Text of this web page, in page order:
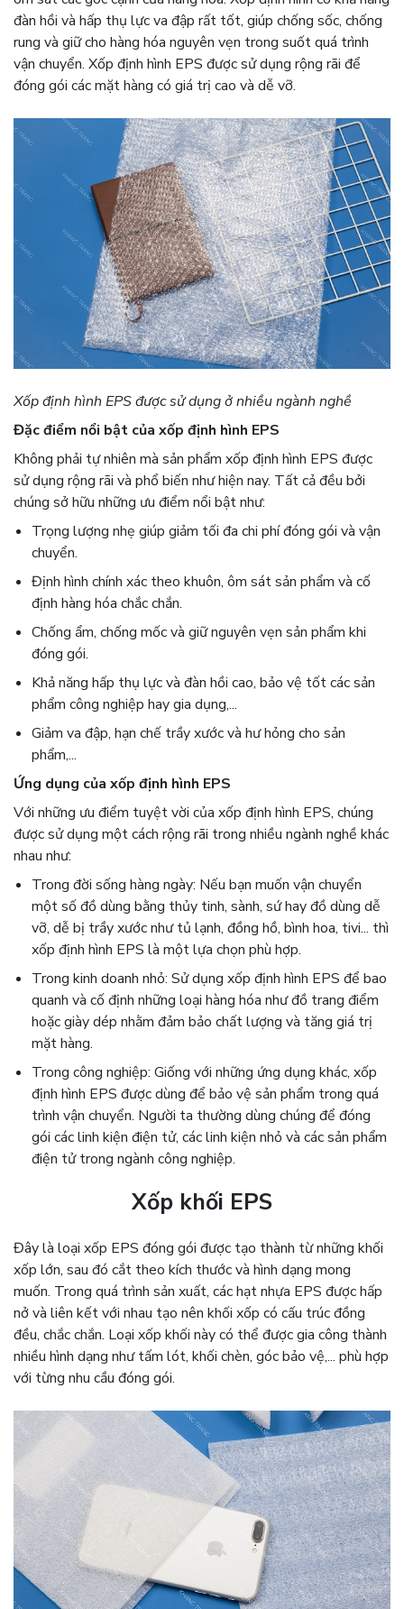
đàn hồi và hấp thụ lực va đập rất tốt, giúp chống sốc, chống
rung và giữ cho hàng hóa nguyên vẹn trong suốt quá trình
vận chuyển. Xốp định hình EPS được sử dụng rộng rãi để
đóng gói các mặt hàng có giá trị cao và dễ vỡ.
Xốp định hình EPS được sử dụng ở nhiều ngành nghề
Đặc điểm nổi bật của xốp định hình EPS
Không phải tự nhiên mà sản phẩm xốp định hình EPS được
sử dụng rộng rãi và phổ biến như hiện nay. Tất cả đều bởi
chúng sở hữu những ưu điểm nổi bật như:
Trọng lượng nhẹ giúp giảm tối đa chi phí đóng gói và vận
chuyển.
Định hình chính xác theo khuôn, ôm sát sản phẩm và cố
định hàng hóa chắc chắn.
Chống ẩm, chống mốc và giữ nguyên vẹn sản phẩm khi
đóng gói.
Khả năng hấp thụ lực và đàn hồi cao, bảo vệ tốt các sản
phẩm công nghiệp hay gia dụng,...
Giảm va đập, hạn chế trầy xước và hư hỏng cho sản
phẩm,...
Ứng dụng của xốp định hình EPS
Với những ưu điểm tuyệt vời của xốp định hình EPS, chúng
được sử dụng một cách rộng rãi trong nhiều ngành nghề khác
nhau như:
Trong đời sống hàng ngày: Nếu bạn muốn vận chuyển
một số đồ dùng bằng thủy tinh, sành, sứ hay đồ dùng dễ
vỡ, dễ bị trầy xước như tủ lạnh, đồng hồ, bình hoa, tivi... thì
xốp định hình EPS là một lựa chọn phù hợp.
Trong kinh doanh nhỏ: Sử dụng xốp định hình EPS để bao
quanh và cố định những loại hàng hóa như đồ trang điểm
hoặc giày dép nhằm đảm bảo chất lượng và tăng giá trị
mặt hàng.
Trong công nghiệp: Giống với những ứng dụng khác, xốp
định hình EPS được dùng để bảo vệ sản phẩm trong quá
trình vận chuyển. Người ta thường dùng chúng để đóng
gói các linh kiện điện tử, các linh kiện nhỏ và các sản phẩm
điện tử trong ngành công nghiệp.
Xốp khối EPS
Đây là loại xốp EPS đóng gói được tạo thành từ những khối
xốp lớn, sau đó cắt theo kích thước và hình dạng mong
muốn. Trong quá trình sản xuất, các hạt nhựa EPS được hấp
nở và liên kết với nhau tạo nên khối xốp có cấu trúc đồng
đều, chắc chắn. Loại xốp khối này có thể được gia công thành
nhiều hình dạng như tấm lót, khối chèn, góc bảo vệ,... phù hợp
với từng nhu cầu đóng gói.